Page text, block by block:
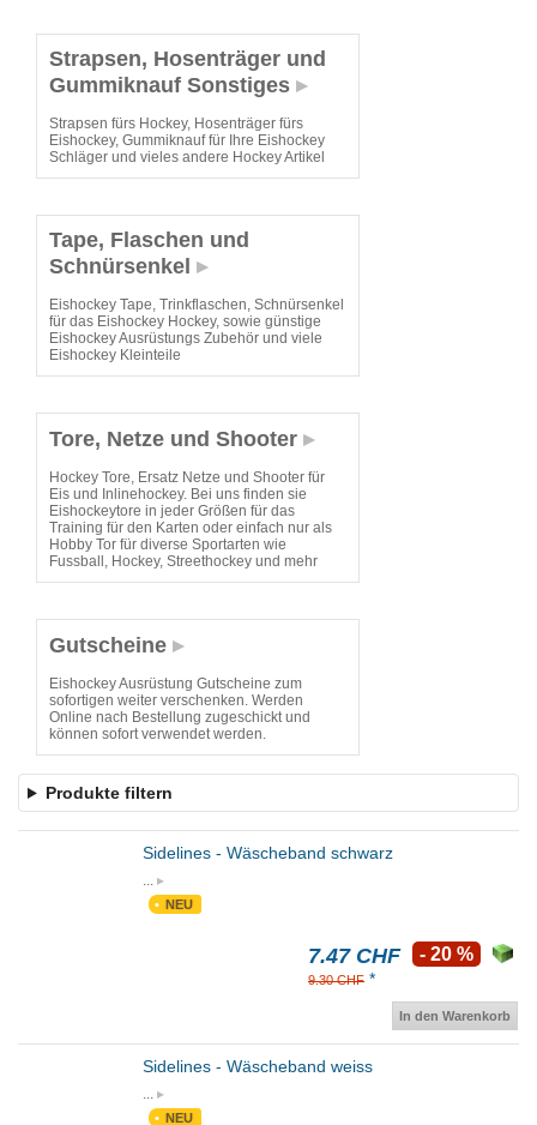
Strapsen, Hosenträger und
Gummiknauf Sonstiges
Strapsen fürs Hockey, Hosenträger fürs
Eishockey, Gummiknauf für Ihre Eishockey
Schläger und vieles andere Hockey Artikel
Tape, Flaschen und
Schnürsenkel
Eishockey Tape, Trinkflaschen, Schnürsenkel
für das Eishockey Hockey, sowie günstige
Eishockey Ausrüstungs Zubehör und viele
Eishockey Kleinteile
Tore, Netze und Shooter
Hockey Tore, Ersatz Netze und Shooter für
Eis und Inlinehockey. Bei uns finden sie
Eishockeytore in jeder Größen für das
Training für den Karten oder einfach nur als
Hobby Tor für diverse Sportarten wie
Fussball, Hockey, Streethockey und mehr
Gutscheine
Eishockey Ausrüstung Gutscheine zum
sofortigen weiter verschenken. Werden
Online nach Bestellung zugeschickt und
können sofort verwendet werden.
Produkte filtern
Sidelines - Wäscheband schwarz
...
NEU
7.47 CHF
9.30 CHF *
- 20 %
In den Warenkorb
Sidelines - Wäscheband weiss
...
NEU